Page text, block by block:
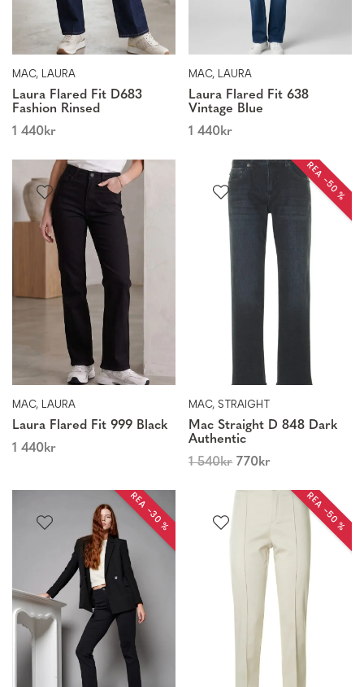
MAC, LAURA
Laura Flared Fit D683
Fashion Rinsed
1 440kr
MAC, LAURA
Laura Flared Fit 638
Vintage Blue
1 440kr
MAC, LAURA
Laura Flared Fit 999 Black
1 440kr
REA −50 %
MAC, STRAIGHT
Mac Straight D 848 Dark
Authentic
1 540kr 770kr
REA −30 % REA −50 %